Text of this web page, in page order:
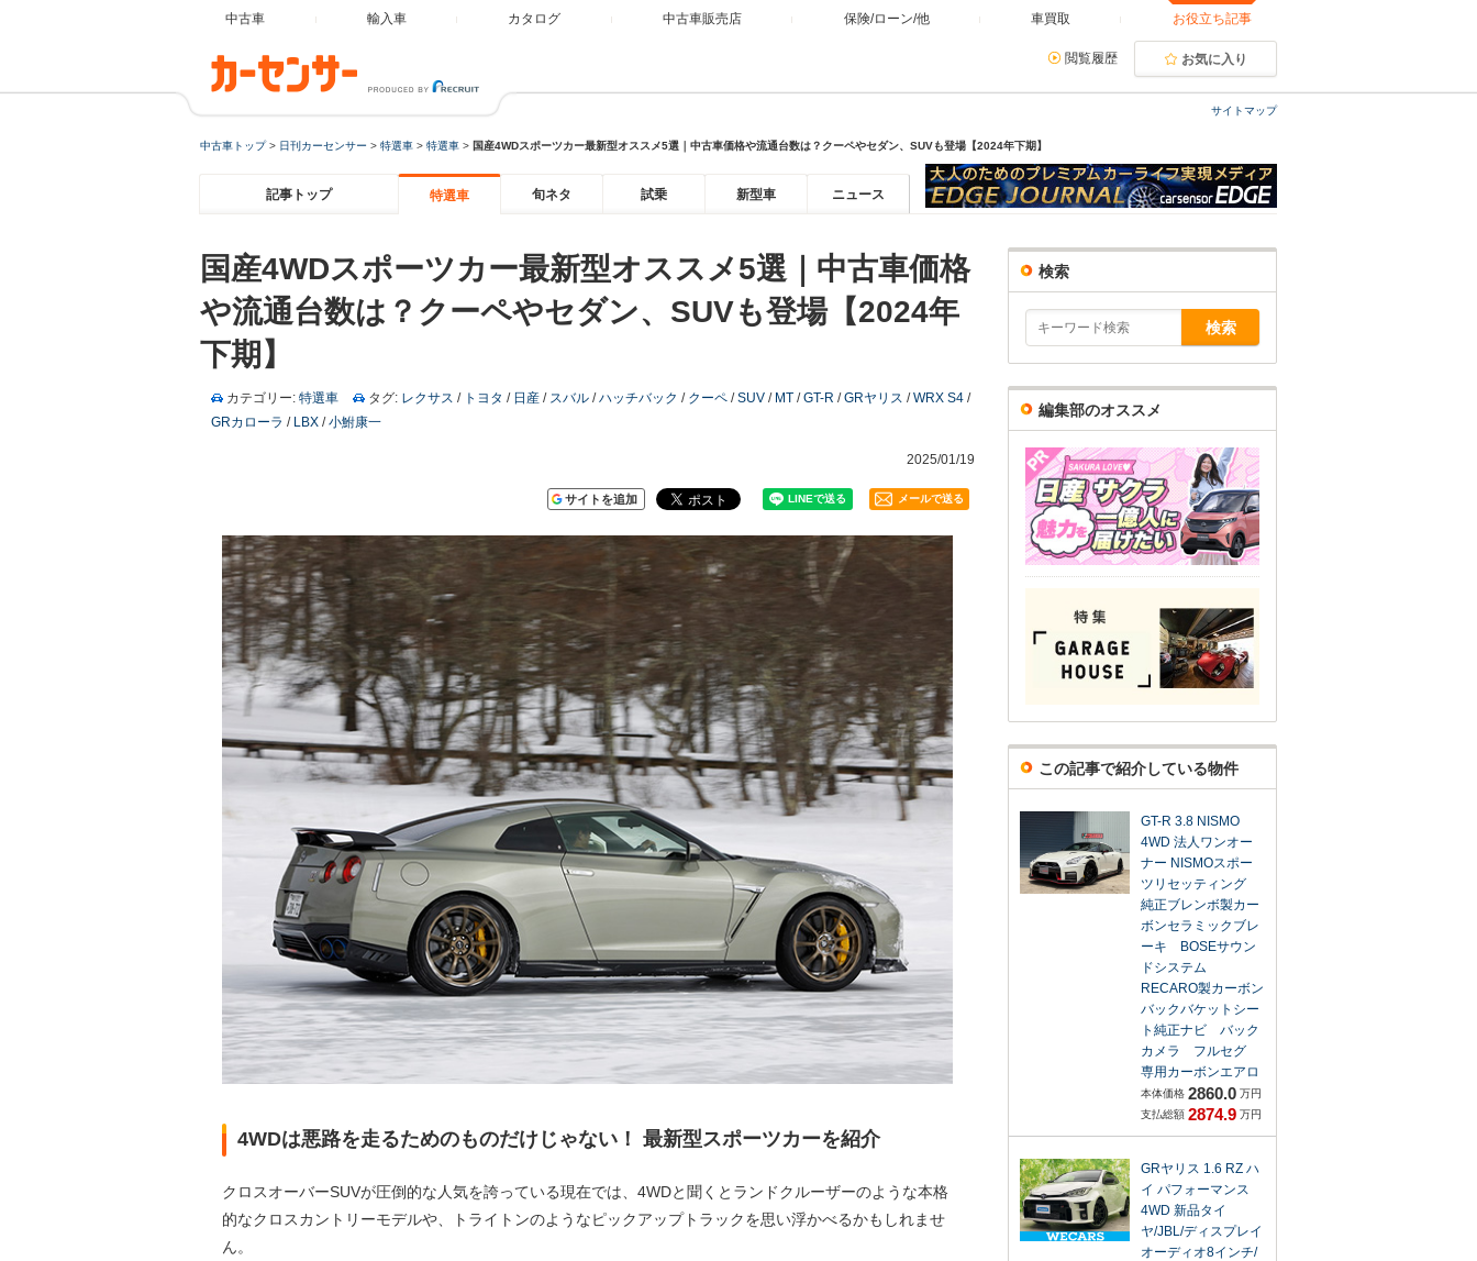
中古車 輸入車 カタログ 中古車販売店 保険/ローン/他 車買取 お役立ち記事
閲覧履歴 お気に入り
サイトマップ
中古車トップ> 日刊カーセンサー > 特選車 > 特選車 > 国産4WDスポーツカー最新型オススメ5選｜中古車価格や流通台数は？クーペやセダン、SUVも登場【2024年下期】
記事トップ 特選車 旬ネタ 試乗 新型車 ニュース
国産4WDスポーツカー最新型オススメ5選｜中古車価格
や流通台数は？クーペやセダン、SUVも登場【2024年
下期】
カテゴリー: 特選車 タグ: レクサス / トヨタ / 日産 / スバル /ハッチバック / クーペ /SUV / MT /GT-R /GRヤリス /WRX S4 /
GRカローラ / LBX /小鮒康一
2025/01/19
サイトを追加 メールで送る
4WDは悪路を走るためのものだけじゃない！ 最新型スポーツカーを紹介
クロスオーバーSUVが圧倒的な人気を誇っている現在では、4WDと聞くとランドクルーザーのような本格
的なクロスカントリーモデルや、トライトンのようなピックアップトラックを思い浮かべるかもしれませ
ん。
検索
編集部のオススメ
この記事で紹介している物件
GT-R 3.8 NISMO
4WD 法人ワンオー
ナー NISMOスポー
ツリセッティング
純正ブレンボ製カー
ボンセラミックブレ
ーキ BOSEサウン
ドシステム
RECARO製カーボン
バックバケットシー
ト純正ナビ バック
カメラ フルセグ
専用カーボンエアロ
本体価格 2860.0 万円
支払総額 2874.9 万円
GRヤリス 1.6 RZ ハ
イ パフォーマンス
4WD 新品タイ
ヤ/JBL/ディスプレイ
オーディオ8インチ/